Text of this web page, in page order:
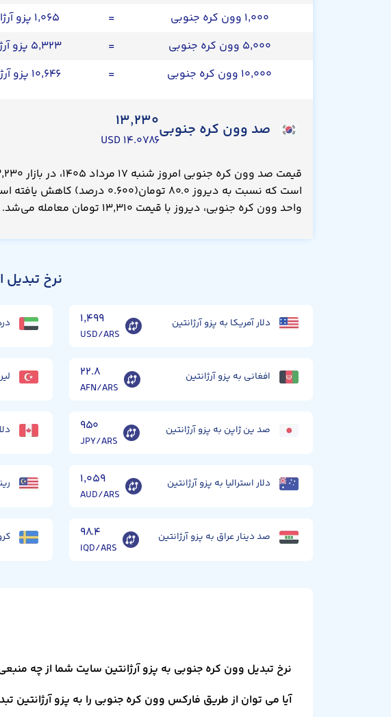
۱,۰۰۰ وون کره جنوبی
=
۱,۰۶۵ پزو آرژانتین
۵,۰۰۰ وون کره جنوبی
=
۵,۳۲۳ پزو آرژانتین
۱۰,۰۰۰ وون کره جنوبی
= ۱۰,۶۴۶ پزو آرژانتین
صد وون کره جنوبی۱۳,۲۳۰
۱۴.۰۷۸۶ USD
واحد وون کره جنوبی، دیروز با قیمت ۱۳,۳۱۰ تومان معامله می‌شد.
نرخ تبدیل
دلار آمریکا به پزو آرژانتین ۱,۴۹۹
USD/ARS
افغانی به پزو آرژانتین ۲۲.۸
AFN/ARS
صد ین ژاپن به پزو آرژانتین ۹۵۰
JPY/ARS
دلار استرالیا به پزو آرژانتین ۱,۰۵۹
AUD/ARS
صد دینار عراق به پزو آرژانتین ۹۸.۴
IQD/ARS
نرخ تبدیل وون کره جنوبی به پزو آرژانتین سایت شما از چه
آیا می توان از طریق فارکس وون کره جنوبی را به پزو آرژانتین